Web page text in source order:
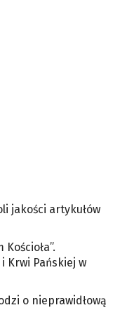
jakości artykułów
Krwi Pańskiej w
o nieprawidłową